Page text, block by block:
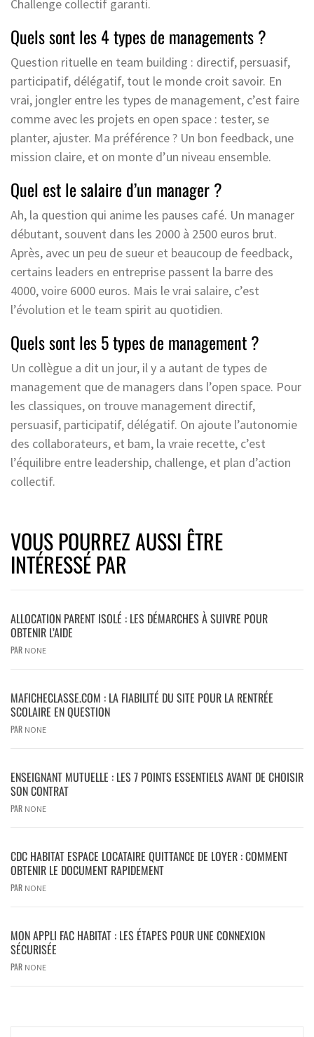
Challenge collectif garanti.
Quels sont les 4 types de managements ?
Question rituelle en team building : directif, persuasif,
participatif, délégatif, tout le monde croit savoir. En
vrai, jongler entre les types de management, c’est faire
comme avec les projets en open space : tester, se
planter, ajuster. Ma préférence ? Un bon feedback, une
mission claire, et on monte d’un niveau ensemble.
Quel est le salaire d’un manager ?
Ah, la question qui anime les pauses café. Un manager
débutant, souvent dans les 2000 à 2500 euros brut.
Après, avec un peu de sueur et beaucoup de feedback,
certains leaders en entreprise passent la barre des
4000, voire 6000 euros. Mais le vrai salaire, c’est
l’évolution et le team spirit au quotidien.
Quels sont les 5 types de management ?
Un collègue a dit un jour, il y a autant de types de
management que de managers dans l’open space. Pour
les classiques, on trouve management directif,
persuasif, participatif, délégatif. On ajoute l’autonomie
des collaborateurs, et bam, la vraie recette, c’est
l’équilibre entre leadership, challenge, et plan d’action
collectif.
VOUS POURREZ AUSSI ÊTRE
INTÉRESSÉ PAR
ALLOCATION PARENT ISOLÉ : LES DÉMARCHES À SUIVRE POUR
OBTENIR L’AIDE
PAR NONE
MAFICHECLASSE.COM : LA FIABILITÉ DU SITE POUR LA RENTRÉE
SCOLAIRE EN QUESTION
PAR NONE
ENSEIGNANT MUTUELLE : LES 7 POINTS ESSENTIELS AVANT DE CHOISIR
SON CONTRAT
PAR NONE
CDC HABITAT ESPACE LOCATAIRE QUITTANCE DE LOYER : COMMENT
OBTENIR LE DOCUMENT RAPIDEMENT
PAR NONE
MON APPLI FAC HABITAT : LES ÉTAPES POUR UNE CONNEXION
SÉCURISÉE
PAR NONE